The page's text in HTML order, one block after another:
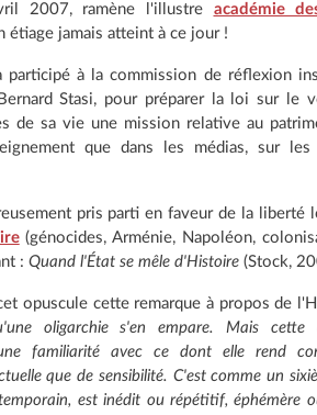
2007, ramène l'illustre académie
étiage jamais atteint à ce jour !
participé à la commission de réflexion
Stasi, pour préparer la loi sur le
de sa vie une mission relative au
que dans les médias, sur
pris parti en faveur de la
(génocides, Arménie, Napoléon,
: Quand l'État se mêle d'Histoire (Stock,
opuscule cette remarque à propos de
oligarchie s'en empare. Mais
une familiarité avec ce dont elle rend
que de sensibilité. C'est comme un
est inédit ou répétitif, éphémère